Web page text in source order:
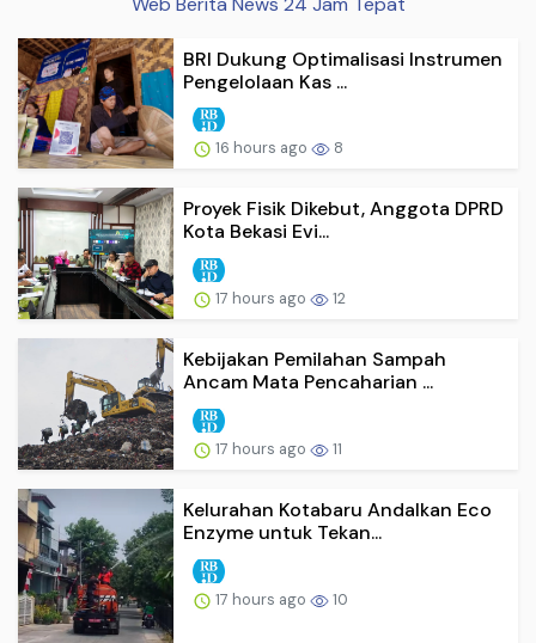
BRI Dukung Optimalisasi Instrumen
Pengelolaan Kas ...
16 hours ago 8
Proyek Fisik Dikebut, Anggota DPRD
Kota Bekasi Evi...
17 hours ago 12
Kebijakan Pemilahan Sampah
Ancam Mata Pencaharian ...
17 hours ago 11
Kelurahan Kotabaru Andalkan Eco
Enzyme untuk Tekan...
17 hours ago 10